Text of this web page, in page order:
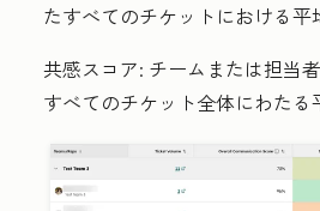
たすべてのチケットにおける平
共感スコア: チームまたは担当
すべてのチケット全体にわたる